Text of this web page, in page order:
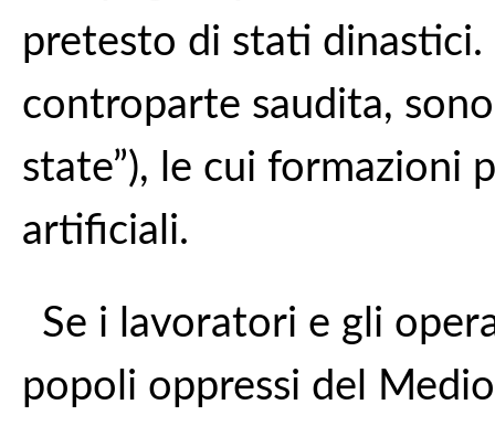
pretesto di stati
controparte saudita,
state”), le cui formazioni
artificiali.
Se i lavoratori e gli
popoli oppressi del